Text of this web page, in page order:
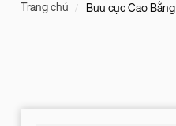
Trang chủ Bưu cục Cao Bằng